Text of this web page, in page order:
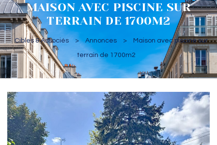
MAISON AVEC PISCINE SUR
TERRAIN DE 1700M2
Cibles & Associés > Annonces > Maison avec piscine sur
terrain de 1700m2